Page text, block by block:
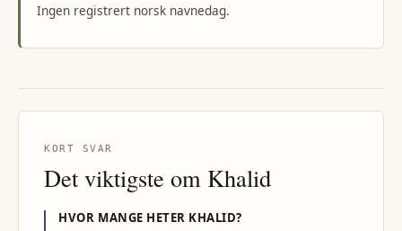
Ingen registrert norsk navnedag.
KORT SVAR
Det viktigste om Khalid
HVOR MANGE HETER KHALID?